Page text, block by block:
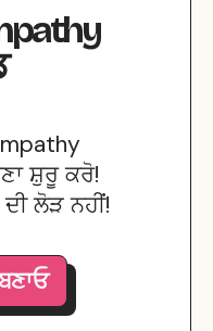
ਸ਼ੁਰੂ ਕਰੋ!
ਲੋੜ ਨਹੀਂ!